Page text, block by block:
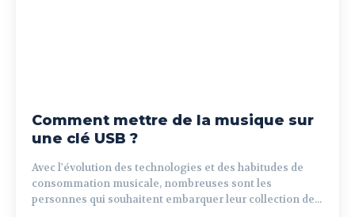
Comment mettre de la musique sur
une clé USB ?
Avec l'évolution des technologies et des habitudes de
consommation musicale, nombreuses sont les
personnes qui souhaitent embarquer leur collection de...